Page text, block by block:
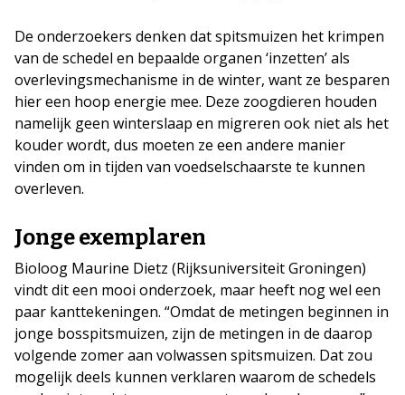
De onderzoekers denken dat spitsmuizen het krimpen
van de schedel en bepaalde organen ‘inzetten’ als
overlevingsmechanisme in de winter, want ze besparen
hier een hoop energie mee. Deze zoogdieren houden
namelijk geen winterslaap en migreren ook niet als het
kouder wordt, dus moeten ze een andere manier
vinden om in tijden van voedselschaarste te kunnen
overleven.
Jonge exemplaren
Bioloog Maurine Dietz (Rijksuniversiteit Groningen)
vindt dit een mooi onderzoek, maar heeft nog wel een
paar kanttekeningen. “Omdat de metingen beginnen in
jonge bosspitsmuizen, zijn de metingen in de daarop
volgende zomer aan volwassen spitsmuizen. Dat zou
mogelijk deels kunnen verklaren waarom de schedels